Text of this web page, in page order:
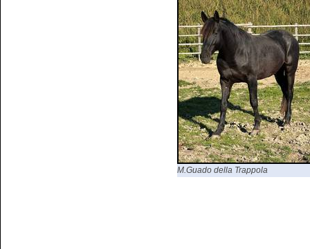
M.Guado della Trappola